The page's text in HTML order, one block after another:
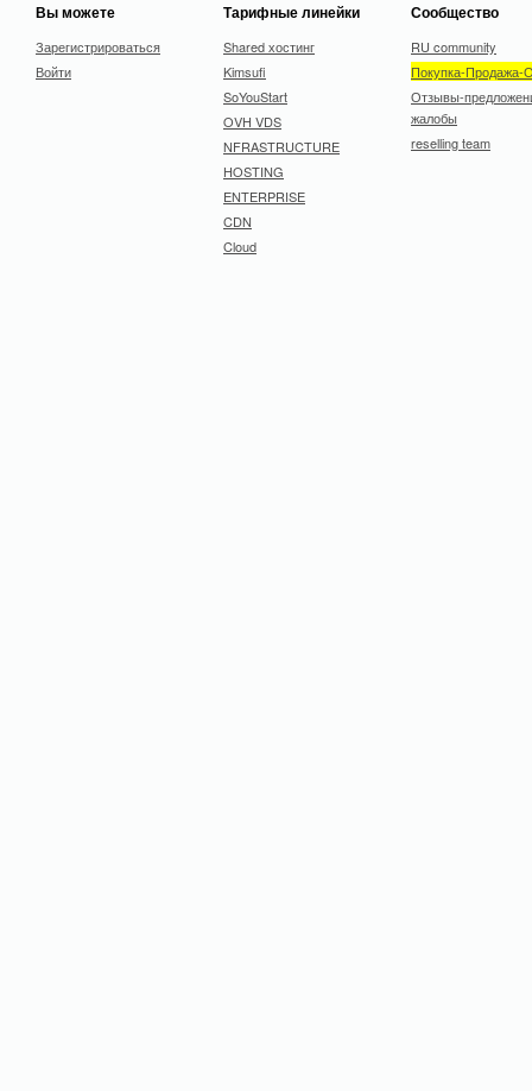
Вы можете
Зарегистрироваться
Войти
Тарифные линейки
Shared хостинг
Kimsufi
SoYouStart
OVH VDS
NFRASTRUCTURE
HOSTING
ENTERPRISE
CDN
Cloud
Сообщество
RU community
Покупка-Продажа-
Отзывы-
жалобы
reselling team